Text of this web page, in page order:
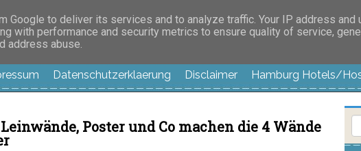
alles außer langweilig
Datenschutzerklaerung Disclaimer Hamburg Hotels/
Poster und Co machen die 4 Wände
Google to deliver its services and to analyze traffic. Your IP address and
with performance and security metrics to ensure quality of service,
address abuse.